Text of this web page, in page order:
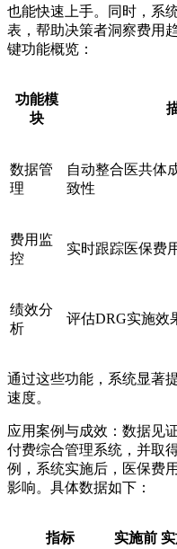
也能快速上手。同时，系
表，帮助决策者洞察费用
键功能概览：
功能模
块
数据管
理
自动整合医共体
致性
费用监
控
实时跟踪医保费
绩效分
析
评估DRG实施效
通过这些功能，系统显著
速度。
应用案例与成效：数据见
付费综合管理系统，并取
例，系统实施后，医保费
影响。具体数据如下：
指标 实施前